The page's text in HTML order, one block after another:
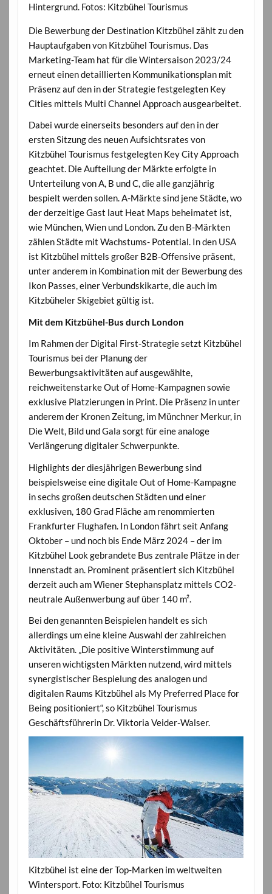
Hintergrund. Fotos: Kitzbühel Tourismus
Die Bewerbung der Destination Kitzbühel zählt zu den
Hauptaufgaben von Kitzbühel Tourismus. Das
Marketing-Team hat für die Wintersaison 2023/24
erneut einen detaillierten Kommunikationsplan mit
Präsenz auf den in der Strategie festgelegten Key
Cities mittels Multi Channel Approach ausgearbeitet.
Dabei wurde einerseits besonders auf den in der
ersten Sitzung des neuen Aufsichtsrates von
Kitzbühel Tourismus festgelegten Key City Approach
geachtet. Die Aufteilung der Märkte erfolgte in
Unterteilung von A, B und C, die alle ganzjährig
bespielt werden sollen. A-Märkte sind jene Städte, wo
der derzeitige Gast laut Heat Maps beheimatet ist,
wie München, Wien und London. Zu den B-Märkten
zählen Städte mit Wachstums- Potential. In den USA
ist Kitzbühel mittels großer B2B-Offensive präsent,
unter anderem in Kombination mit der Bewerbung des
Ikon Passes, einer Verbundskikarte, die auch im
Kitzbüheler Skigebiet gültig ist.
Mit dem Kitzbühel-Bus durch London
Im Rahmen der Digital First-Strategie setzt Kitzbühel
Tourismus bei der Planung der
Bewerbungsaktivitäten auf ausgewählte,
reichweitenstarke Out of Home-Kampagnen sowie
exklusive Platzierungen in Print. Die Präsenz in unter
anderem der Kronen Zeitung, im Münchner Merkur, in
Die Welt, Bild und Gala sorgt für eine analoge
Verlängerung digitaler Schwerpunkte.
Highlights der diesjährigen Bewerbung sind
beispielsweise eine digitale Out of Home-Kampagne
in sechs großen deutschen Städten und einer
exklusiven, 180 Grad Fläche am renommierten
Frankfurter Flughafen. In London fährt seit Anfang
Oktober – und noch bis Ende März 2024 – der im
Kitzbühel Look gebrandete Bus zentrale Plätze in der
Innenstadt an. Prominent präsentiert sich Kitzbühel
derzeit auch am Wiener Stephansplatz mittels CO2-
neutrale Außenwerbung auf über 140 m².
Bei den genannten Beispielen handelt es sich
allerdings um eine kleine Auswahl der zahlreichen
Aktivitäten. „Die positive Winterstimmung auf
unseren wichtigsten Märkten nutzend, wird mittels
synergistischer Bespielung des analogen und
digitalen Raums Kitzbühel als My Preferred Place for
Being positioniert“, so Kitzbühel Tourismus
Geschäftsführerin Dr. Viktoria Veider-Walser.
Kitzbühel ist eine der Top-Marken im weltweiten
Wintersport. Foto: Kitzbühel Tourismus